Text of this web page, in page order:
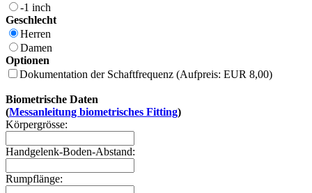
-1 inch
Geschlecht
Herren
Damen
Optionen
Dokumentation der Schaftfrequenz (Aufpreis: EUR 8,00)
Biometrische Daten
(Messanleitung biometrisches Fitting)
Körpergrösse:
Handgelenk-Boden-Abstand:
Rumpflänge: